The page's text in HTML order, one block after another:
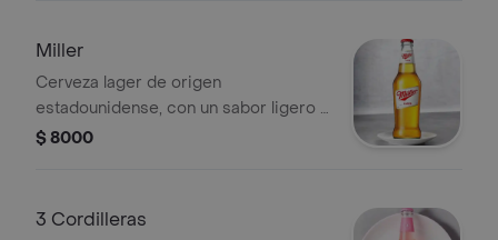
Miller
Cerveza lager de origen
estadounidense, con un sabor ligero y
refrescante.
$ 8000
3 Cordilleras